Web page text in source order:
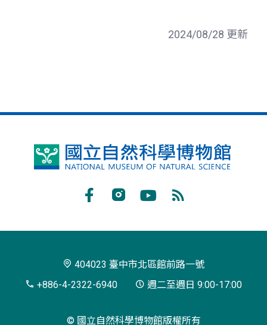
2024/08/28 更新
國
博
閱
404023 臺中市北區館前路一號
+886-4-2322-6940
週二至週日 9:00-17:00
© 國立自然科學博物館版權所有